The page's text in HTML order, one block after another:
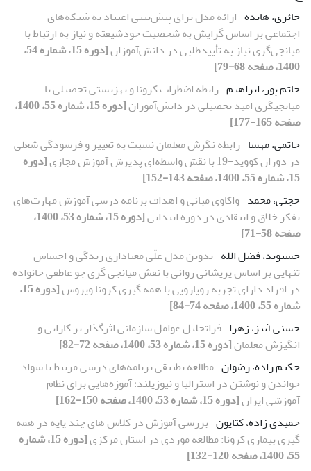
حائری، هایده ارائه مدل برای پیش‌بینی اعتیاد به شبکه‌های
اجتماعی بر اساس گرایش به شخصیت خودشیفته و نیاز به ارتباط با
میانجی‌گری نیاز به تأییدطلبی در دانش‌آموزان
[دوره 15، شماره 54،
1400، صفحه 68-79]
حاتم پور، ابراهیم رابطه اضطراب کرونا و بهزیستی تحصیلی با
میانجیگری امید تحصیلی در دانش‌آموزان
[دوره 15، شماره 55، 1400،
صفحه 165-177]
حاتمی، مهسا رابطه نگرش معلمان نسبت به تغییر و فرسودگی شغلی
در دوران کووید-19 با نقش واسطه‌ای پذیرش آموزش مجازی
[دوره
15، شماره 55، 1400، صفحه 143-152]
حجتی، محمد واکاوی مبانی و اهداف برنامه درسی آموزش مهارت‌های
تفکر خلاق و انتقادی در دوره ابتدایی
[دوره 15، شماره 53، 1400،
صفحه 58-71]
حسنوند، فضل الله تدوین مدل علّی معناداری زندگی و احساس
تنهایی بر اساس پریشانی روانی با نقش میانجی‎ گری جو عاطفی خانواده
در افراد دارای تجربه رویارویی با همه‎ گیری کرونا ویروس
[دوره 15،
شماره 55، 1400، صفحه 74-84]
حسنی آبیز، زهرا فراتحلیل عوامل سازمانی اثرگذار بر کارایی و
انگیزش معلمان[دوره 15، شماره 53، 1400، صفحه 72-82]
حکیم زاده، رضوان مطالعه تطبیقی برنامه‌های درسی مرتبط با سواد
خواندن و نوشتن در استرالیا و نیوزیلند؛ آموزه‌هایی برای نظام
آموزشی ایران[دوره 15، شماره 53، 1400، صفحه 150-162]
حمیدی زاده، کتایون بررسی آموزش در کلاس ‏های چند پایه در همه
‏گیری بیماری کرونا: مطالعه موردی در استان مرکزی
[دوره 15، شماره
55، 1400، صفحه 120-132]